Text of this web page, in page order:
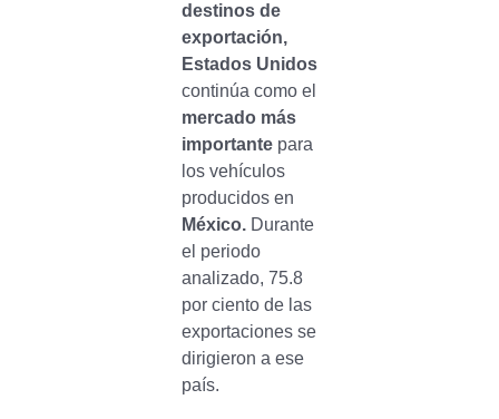
destinos de
exportación,
Estados Unidos
continúa como el
mercado más
importante para
los vehículos
producidos en
México. Durante
el periodo
analizado, 75.8
por ciento de las
exportaciones se
dirigieron a ese
país.